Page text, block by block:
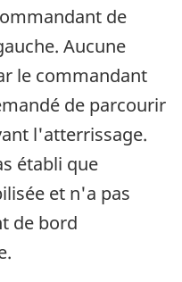
de
Aucune
le commandant
de parcourir
l'atterrissage.
établi que
et n'a pas
de bord